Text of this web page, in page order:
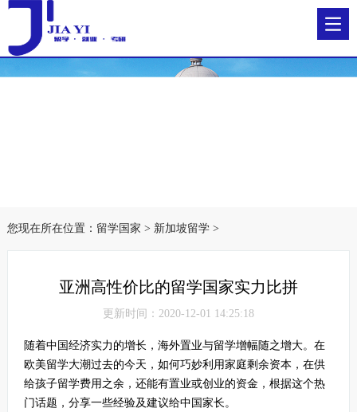
您现在所在位置： 留学国家 > 新加坡留学>
亚洲高性价比的留学国家实力比拼
更新时间：2020-12-01 14:25:18
随着中国经济实力的增长，海外置业与留学增幅随之增大。在
欧美留学大潮过去的今天，如何巧妙利用家庭剩余资本，在供
给孩子留学费用之余，还能有置业或创业的资金，根据这个热
门话题，分享一些经验及建议给中国家长。